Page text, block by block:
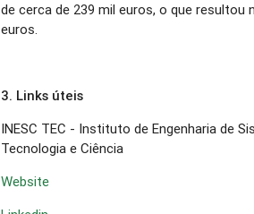
de cerca de 239 mil euros, o que resultou
euros.
3. Links úteis
INESC TEC - Instituto de Engenharia de
Tecnologia e Ciência
Website